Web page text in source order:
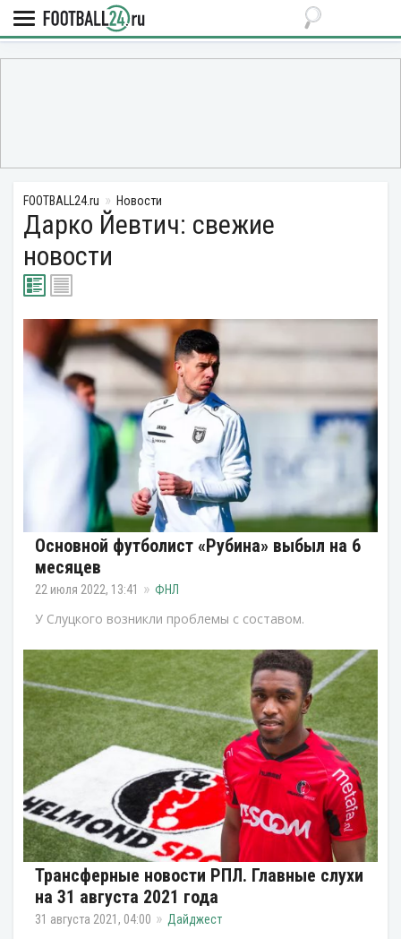
FOOTBALL24.ru Новости
Дарко Йевтич: свежие
новости
Основной футболист «Рубина» выбыл на 6
месяцев
22 июля 2022, 13:41 ФНЛ
У Слуцкого возникли проблемы с составом.
Трансферные новости РПЛ. Главные слухи
на 31 августа 2021 года
31 августа 2021, 04:00 Дайджест